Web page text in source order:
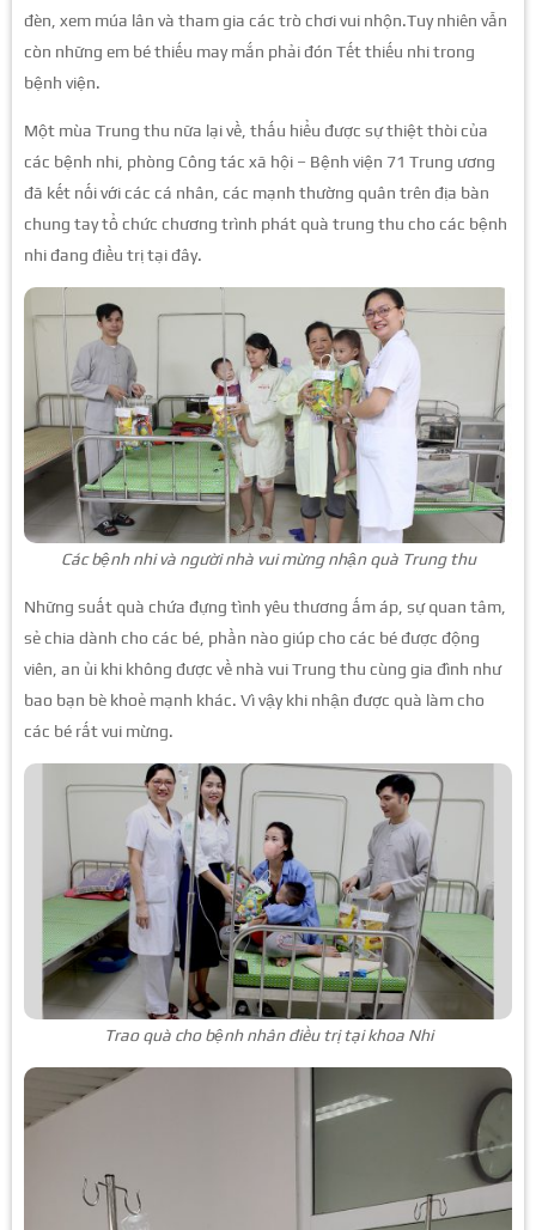
đèn, xem múa lân và tham gia các trò chơi vui nhộn.Tuy nhiên vẫn
còn những em bé thiếu may mắn phải đón Tết thiếu nhi trong
bệnh viện.
Một mùa Trung thu nữa lại về, thấu hiểu được sự thiệt thòi của
các bệnh nhi, phòng Công tác xã hội – Bệnh viện 71 Trung ương
đã kết nối với các cá nhân, các mạnh thường quân trên địa bàn
chung tay tổ chức chương trình phát quà trung thu cho các bệnh
nhi đang điều trị tại đây.
Các bệnh nhi và người nhà vui mừng nhận quà Trung thu
Những suất quà chứa đựng tình yêu thương ấm áp, sự quan tâm,
sẻ chia dành cho các bé, phần nào giúp cho các bé được động
viên, an ủi khi không được về nhà vui Trung thu cùng gia đình như
bao bạn bè khoẻ mạnh khác. Vì vậy khi nhận được quà làm cho
các bé rất vui mừng.
Trao quà cho bệnh nhân điều trị tại khoa Nhi